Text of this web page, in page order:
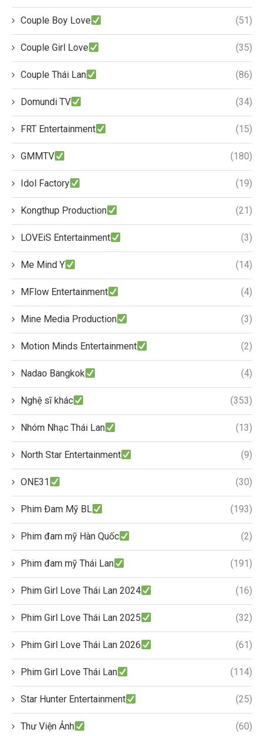
Couple Boy Love (51)
Couple Girl Love (35)
Couple Thái Lan (86)
Domundi TV (34)
FRT Entertainment (15)
GMMTV (180)
Idol Factory (19)
Kongthup Production (21)
LOVEiS Entertainment (3)
Me Mind Y (14)
MFlow Entertainment (4)
Mine Media Production (3)
Motion Minds Entertainment (2)
Nadao Bangkok (4)
Nghệ sĩ khác (353)
Nhóm Nhạc Thái Lan (13)
North Star Entertainment (9)
ONE31 (30)
Phim Đam Mỹ BL (193)
Phim đam mỹ Hàn Quốc (2)
Phim đam mỹ Thái Lan (191)
Phim Girl Love Thái Lan 2024 (16)
Phim Girl Love Thái Lan 2025 (32)
Phim Girl Love Thái Lan 2026 (61)
Phim Girl Love Thái Lan (114)
Star Hunter Entertainment (25)
Thư Viện Ảnh (60)